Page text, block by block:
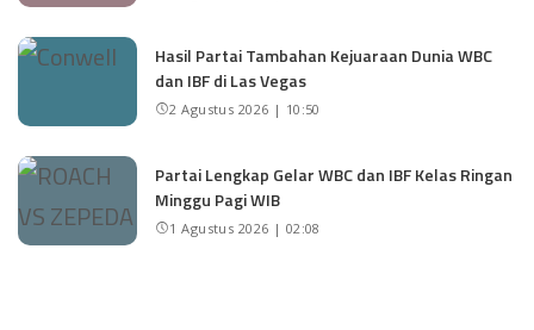
Hasil Partai Tambahan Kejuaraan Dunia WBC
dan IBF di Las Vegas
2 Agustus 2026 | 10:50
Partai Lengkap Gelar WBC dan IBF Kelas Ringan
Minggu Pagi WIB
1 Agustus 2026 | 02:08